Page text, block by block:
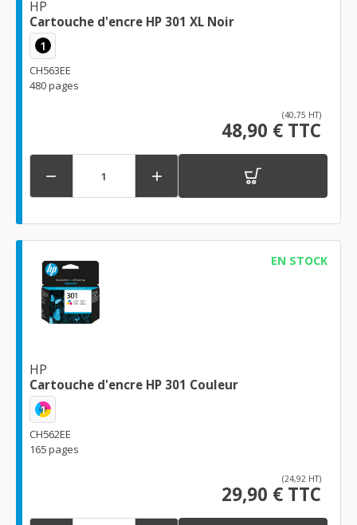
HP
Cartouche d'encre HP 301 XL Noir
1
CH563EE
480 pages
(40,75 HT)
48,90 € TTC
 
EN STOCK
HP
Cartouche d'encre HP 301 Couleur
1
CH562EE
165 pages
(24,92 HT)
29,90 € TTC